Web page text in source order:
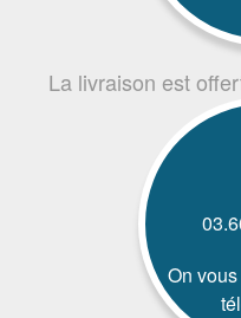
La livraison est
On